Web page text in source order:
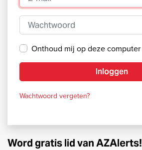
Wachtwoord
Onthoud mij op deze computer
Inloggen
Wachtwoord vergeten?
Word gratis lid van AZAlerts!